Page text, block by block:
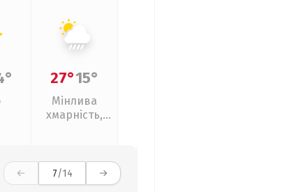
27°15°
Мінлива
хмарність,
7/14